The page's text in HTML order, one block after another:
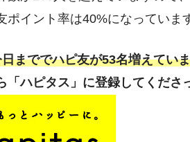
ポイント率は40%になっていま
まででハピ友が53名増えてい
「ハピタス」に登録してくださ